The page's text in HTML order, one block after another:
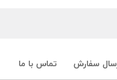
سفارش تماس با ما